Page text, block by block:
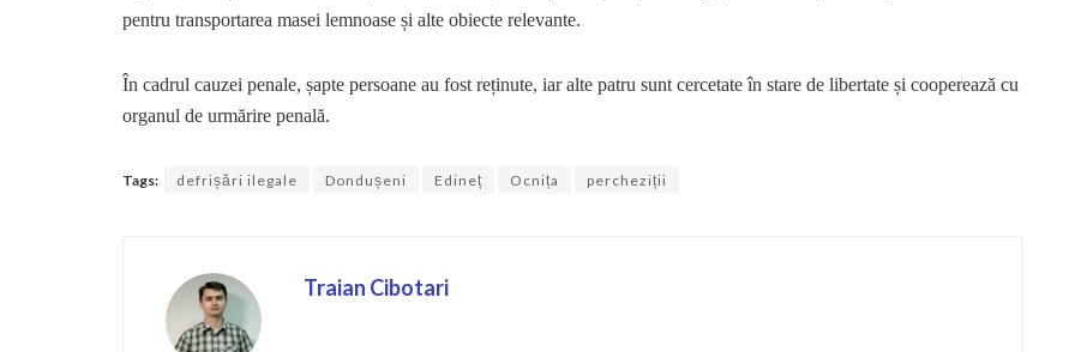
pentru transportarea masei lemnoase și alte obiecte relevante.
În cadrul cauzei penale, șapte persoane au fost reținute, iar alte patru sunt cercetate în stare de libertate și cooperează cu
organul de urmărire penală.
Tags: defrișări ilegale Dondușeni Edineț Ocnița percheziții
Traian Cibotari